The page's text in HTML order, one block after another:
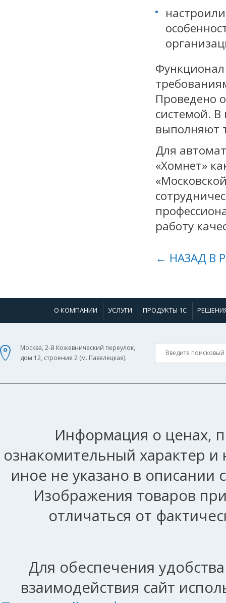
Проведено
системой. В
выполняют
Для
«Хомнет»
работу
← НАЗАД В
О КОМПАНИИ УСЛУГИ ПРОДУКТЫ 1С
Москва, 2-й Кожевнический переулок,
дом 12, строение 2 (м. Павелецкая).
Информация о ценах,
ознакомительный характер
иное не указано в описании
Изображения товаров
отличаться от
Для обеспечения
взаимодействия сайт